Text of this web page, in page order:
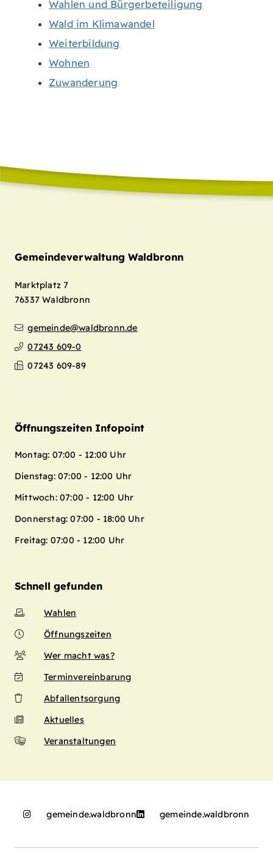
Wahlen und Bürgerbeteiligung
Wald im Klimawandel
Weiterbildung
Wohnen
Zuwanderung
Gemeindeverwaltung Waldbronn
Marktplatz 7
76337 Waldbronn
gemeinde@waldbronn.de
07243 609-0
07243 609-89
Öffnungszeiten Infopoint
Montag: 07:00 - 12:00 Uhr
Dienstag: 07:00 - 12:00 Uhr
Mittwoch: 07:00 - 12:00 Uhr
Donnerstag: 07:00 - 18:00 Uhr
Freitag: 07:00 - 12:00 Uhr
Schnell gefunden
Wahlen
Öffnungszeiten
Wer macht was?
Terminvereinbarung
Abfallentsorgung
Aktuelles
Veranstaltungen
gemeinde.waldbronn gemeinde.waldbronn